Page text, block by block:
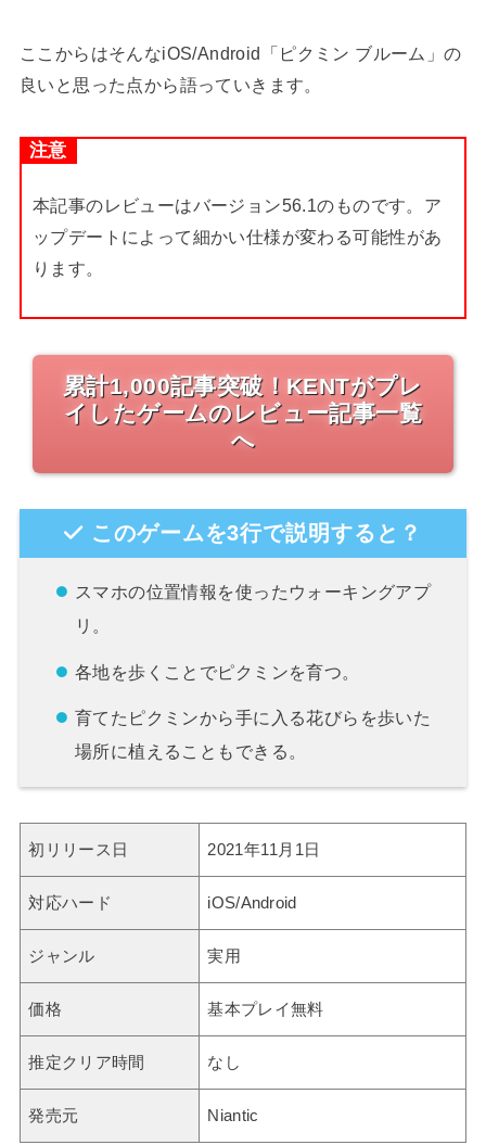
ここからはそんなiOS/Android「ピクミン ブルーム」の
良いと思った点から語っていきます。
注意
本記事のレビューはバージョン56.1のものです。ア
ップデートによって細かい仕様が変わる可能性があ
ります。
累計1,000記事突破！KENTがプレ
イしたゲームのレビュー記事一覧
へ
このゲームを3行で説明すると？
スマホの位置情報を使ったウォーキングアプ
リ。
各地を歩くことでピクミンを育つ。
育てたピクミンから手に入る花びらを歩いた
場所に植えることもできる。
初リリース日 2021年11月1日
対応ハード iOS/Android
ジャンル 実用
価格 基本プレイ無料
推定クリア時間 なし
発売元 Niantic